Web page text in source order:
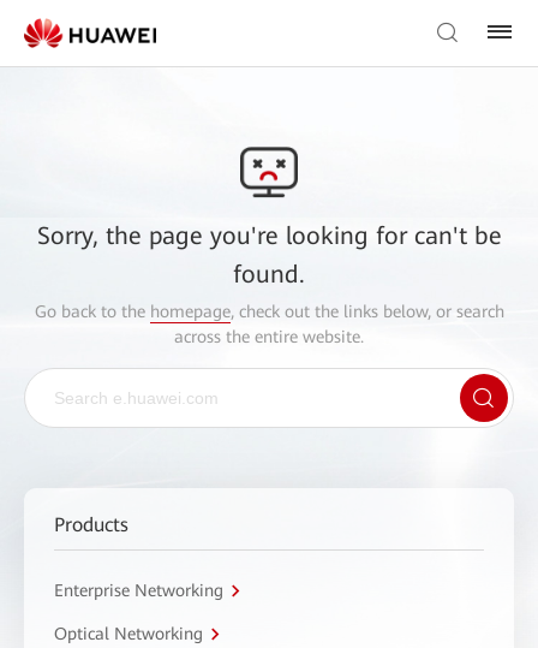
Sorry, the page you're looking for can't be
found.
Go back to the homepage, check out the links below, or search
across the entire website.
Products
Enterprise Networking
Optical Networking